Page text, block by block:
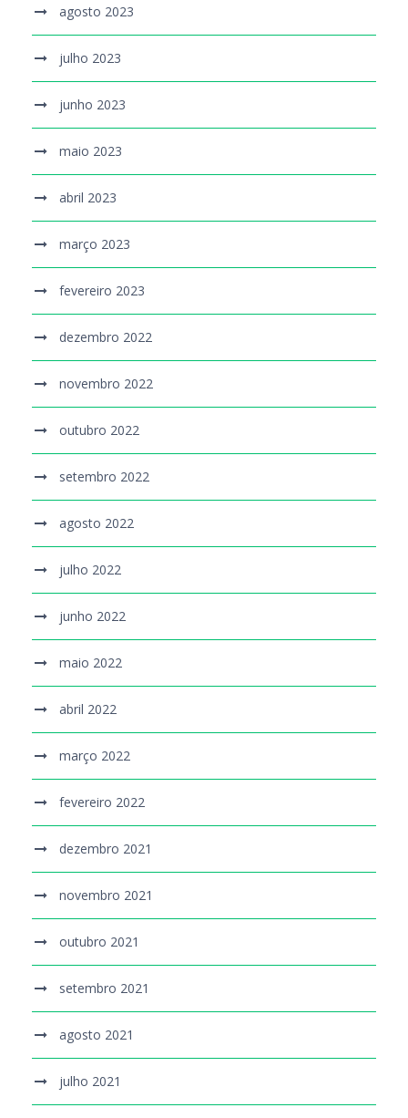
agosto 2023
julho 2023
junho 2023
maio 2023
abril 2023
março 2023
fevereiro 2023
dezembro 2022
novembro 2022
outubro 2022
setembro 2022
agosto 2022
julho 2022
junho 2022
maio 2022
abril 2022
março 2022
fevereiro 2022
dezembro 2021
novembro 2021
outubro 2021
setembro 2021
agosto 2021
julho 2021